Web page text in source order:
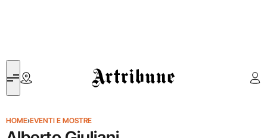
Artribune
HOME›EVENTI E MOSTRE